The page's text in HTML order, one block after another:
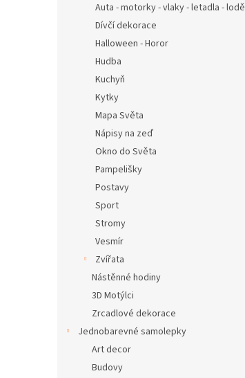
Auta - motorky - vlaky - letadla - lodě
Dívčí dekorace
Halloween - Horor
Hudba
Kuchyň
Kytky
Mapa Světa
Nápisy na zeď
Okno do Světa
Pampelišky
Postavy
Sport
Stromy
Vesmír
Zvířata
Nástěnné hodiny
3D Motýlci
Zrcadlové dekorace
Jednobarevné samolepky
Art decor
Budovy